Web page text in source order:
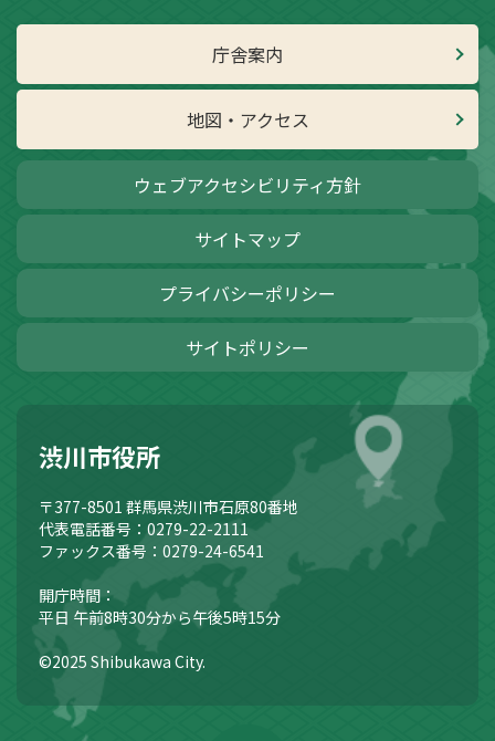
庁舎案内
地図・アクセス
ウェブアクセシビリティ方針
サイトマップ
プライバシーポリシー
サイトポリシー
渋川市役所
〒377-8501 群馬県渋川市石原80番地
代表電話番号：0279-22-2111
ファックス番号：0279-24-6541
開庁時間：
平日 午前8時30分から午後5時15分
©2025 Shibukawa City.